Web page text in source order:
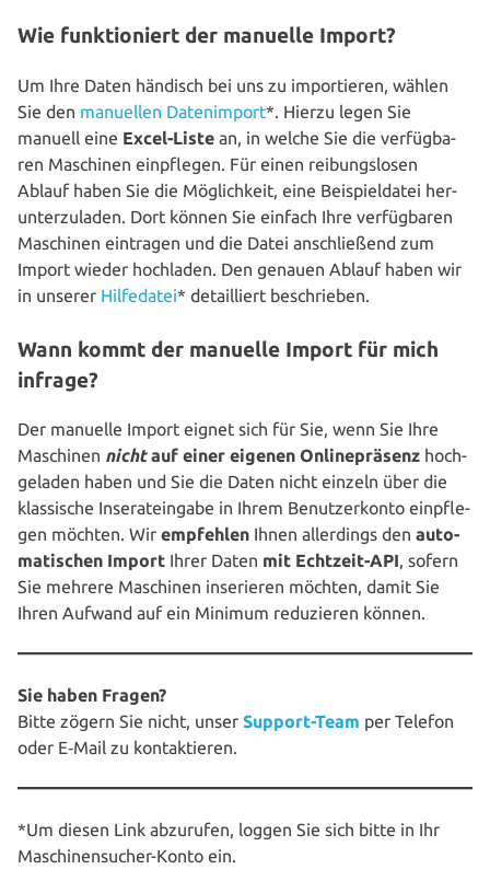
Wie funktioniert der manuelle Import?
Um Ihre Daten händisch bei uns zu impor­tie­ren, wählen
Sie den manuellen Daten­im­port*. Hierzu legen Sie
manuell eine Excel-Liste an, in welche Sie die ver­füg­ba­
ren Maschinen ein­pfle­gen. Für einen rei­bungs­lo­sen
Ablauf haben Sie die Mög­lich­keit, eine Bei­spiel­da­tei her­
un­ter­zu­la­den. Dort können Sie einfach Ihre ver­füg­ba­ren
Maschinen eintragen und die Datei anschlie­ßend zum
Import wieder hochladen. Den genauen Ablauf haben wir
in unserer Hil­fe­da­tei* detail­liert beschrieben.
Wann kommt der manuelle Import für mich
infrage?
Der manuelle Import eignet sich für Sie, wenn Sie Ihre
Maschinen nichtauf einer eigenen Online­prä­senz hoch­
ge­la­den haben und Sie die Daten nicht einzeln über die
klas­si­sche Inse­rat­ein­ga­be in Ihrem Benut­zer­kon­to ein­pfle­
gen möchten. Wir empfehlen Ihnen aller­dings den auto­
ma­ti­schen Import Ihrer Daten mit Echtzeit-API, sofern
Sie mehrere Maschinen inse­rie­ren möchten, damit Sie
Ihren Aufwand auf ein Minimum redu­zie­ren können.
Sie haben Fragen?
Bitte zögern Sie nicht, unser Support-Team per Telefon
oder E‑Mail zu kontaktieren.
*Um diesen Link abzurufen, loggen Sie sich bitte in Ihr
Maschinen­sucher-Konto ein.